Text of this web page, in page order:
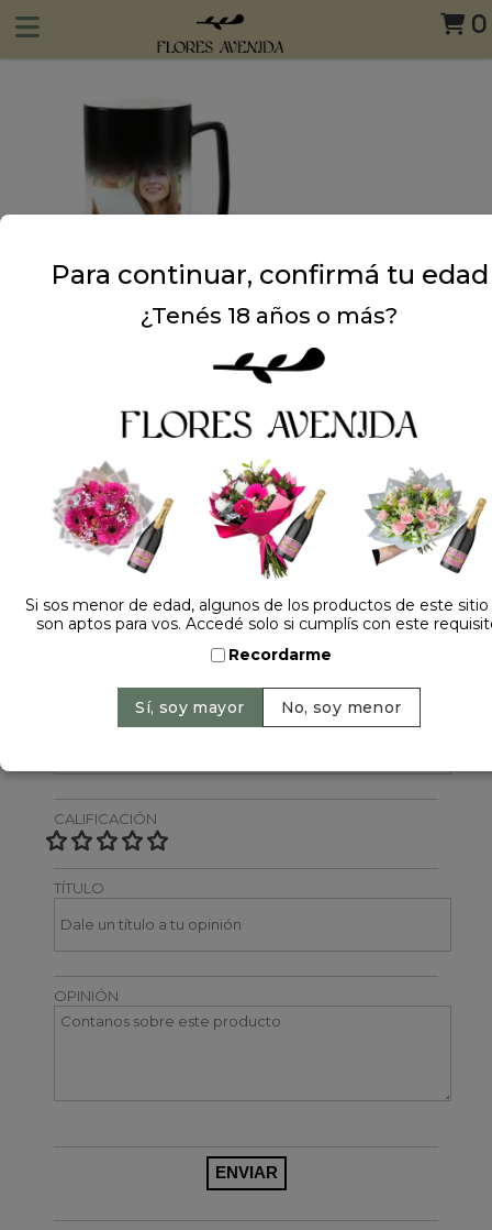
0
Dejá tu opinión
NOMBRE
CALIFICACIÓN
TÍTULO
OPINIÓN
Para continuar, confirmá tu edad
¿Tenés 18 años o más?
Si sos menor de edad, algunos de los productos de este
son aptos para vos. Accedé solo si cumplís con este
Recordarme